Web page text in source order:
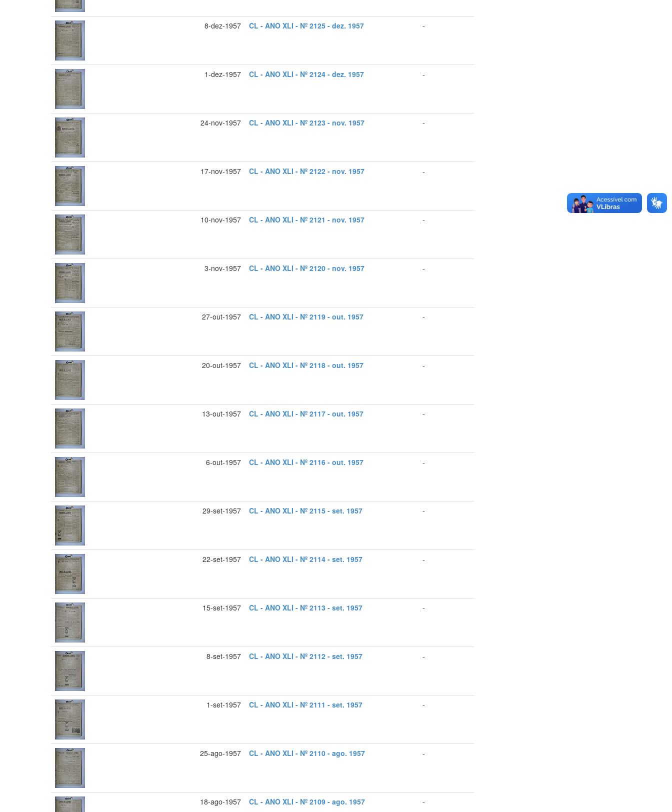
8-dez-1957 CL - ANO XLI - Nº 2125 - dez. 1957 -
1-dez-1957 CL - ANO XLI - Nº 2124 - dez. 1957 -
24-nov-1957 CL - ANO XLI - Nº 2123 - nov. 1957 -
17-nov-1957 CL - ANO XLI - Nº 2122 - nov. 1957 -
10-nov-1957 CL - ANO XLI - Nº 2121 - nov. 1957 -
3-nov-1957 CL - ANO XLI - Nº 2120 - nov. 1957 -
27-out-1957 CL - ANO XLI - Nº 2119 - out. 1957 -
20-out-1957 CL - ANO XLI - Nº 2118 - out. 1957 -
13-out-1957 CL - ANO XLI - Nº 2117 - out. 1957 -
6-out-1957 CL - ANO XLI - Nº 2116 - out. 1957 -
29-set-1957 CL - ANO XLI - Nº 2115 - set. 1957 -
22-set-1957 CL - ANO XLI - Nº 2114 - set. 1957 -
15-set-1957 CL - ANO XLI - Nº 2113 - set. 1957 -
8-set-1957 CL - ANO XLI - Nº 2112 - set. 1957 -
1-set-1957 CL - ANO XLI - Nº 2111 - set. 1957 -
25-ago-1957 CL - ANO XLI - Nº 2110 - ago. 1957 -
18-ago-1957 CL - ANO XLI - Nº 2109 - ago. 1957 -